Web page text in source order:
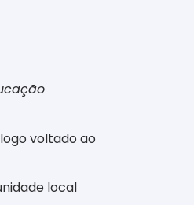
voltado ao
local